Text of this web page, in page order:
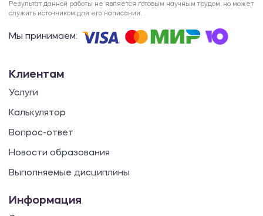
Результат данной работы не является готовым научным трудом, но может
служить источником для его написания.
Мы принимаем:
Клиентам
Услуги
Калькулятор
Вопрос-ответ
Новости образования
Выполняемые дисциплины
Информация